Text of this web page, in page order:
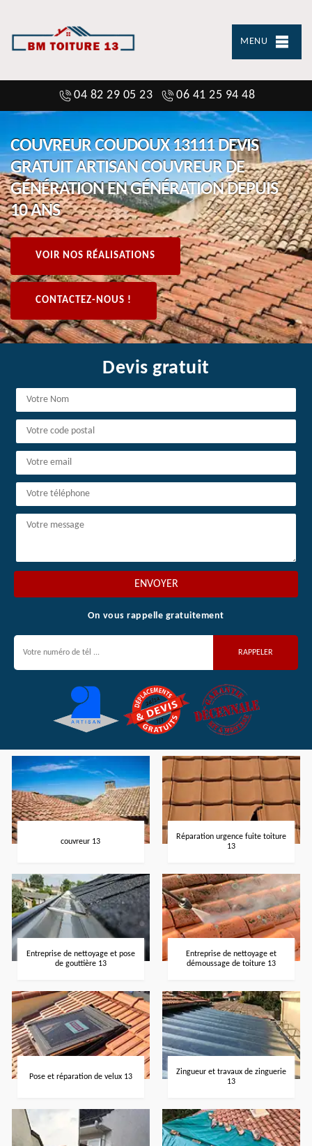
MENU
04 82 29 05 23 06 41 25 94 48
COUVREUR COUDOUX 13111 DEVIS
GRATUIT ARTISAN COUVREUR DE
GÉNÉRATION EN GÉNÉRATION DEPUIS
10 ANS
VOIR NOS RÉALISATIONS
CONTACTEZ-NOUS !
Devis gratuit
On vous rappelle gratuitement
couvreur 13
Réparation urgence fuite toiture
13
Entreprise de nettoyage et pose
de gouttière 13
Entreprise de nettoyage et
démoussage de toiture 13
Pose et réparation de velux 13
Zingueur et travaux de zinguerie
13